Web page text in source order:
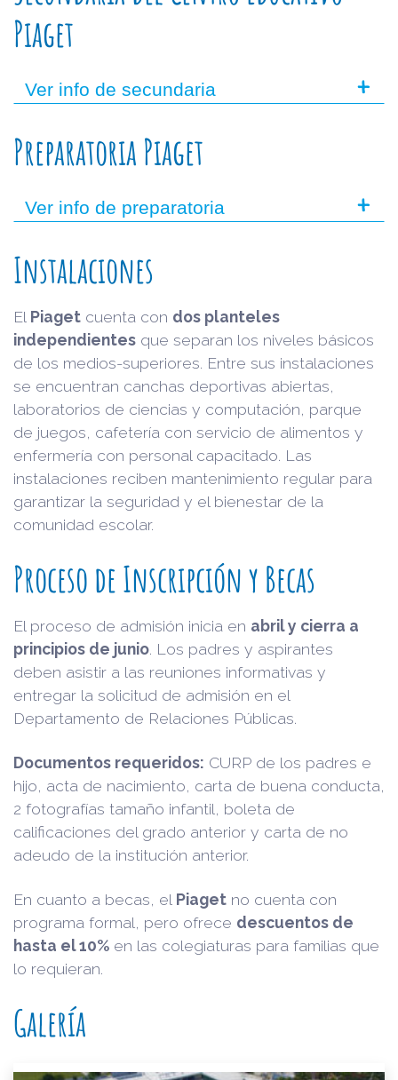
Piaget
Ver info de secundaria +
Preparatoria Piaget
Ver info de preparatoria +
Instalaciones
El Piaget cuenta con dos planteles
independientes que separan los niveles básicos
de los medios-superiores. Entre sus instalaciones
se encuentran canchas deportivas abiertas,
laboratorios de ciencias y computación, parque
de juegos, cafetería con servicio de alimentos y
enfermería con personal capacitado. Las
instalaciones reciben mantenimiento regular para
garantizar la seguridad y el bienestar de la
comunidad escolar.
Proceso de Inscripción y Becas
El proceso de admisión inicia en abril y cierra a
principios de junio . Los padres y aspirantes
deben asistir a las reuniones informativas y
entregar la solicitud de admisión en el
Departamento de Relaciones Públicas.
Documentos requeridos: CURP de los padres e
hijo, acta de nacimiento, carta de buena conducta,
2 fotografías tamaño infantil, boleta de
calificaciones del grado anterior y carta de no
adeudo de la institución anterior.
En cuanto a becas, el Piaget no cuenta con
programa formal, pero ofrece descuentos de
hasta el 10% en las colegiaturas para familias que
lo requieran.
Galería